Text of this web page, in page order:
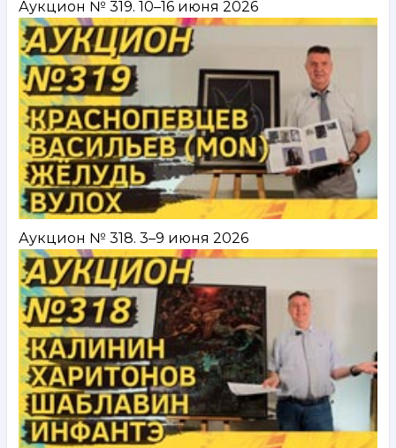
Аукцион № 319. 10–16 июня 2026
Аукцион № 318. 3–9 июня 2026